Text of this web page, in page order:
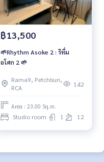
฿13,500
🌱Rhythm Asoke 2 : ริทึ่ม
อโศก 2 🌱
Rama9, Petchburi,
RCA
142
Area : 23.00 Sq.m.
Studio room 1 12